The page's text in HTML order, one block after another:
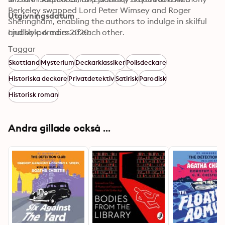
Berkeley swapped Lord Peter Wimsey and Roger
Sheringham, enabling the authors to indulge in skilful
and sly parodies of each other.
Utgivningsdatum
Ljudbok: 6 mars 2020
Taggar
SkottlandMysteriumDeckarklassikerPolisdeckare
Historiska deckarePrivatdetektivSatiriskParodisk
Historisk roman
Andra gillade också ...